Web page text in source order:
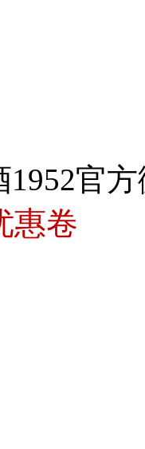
官
惠卷